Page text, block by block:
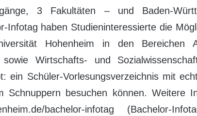
3 Fakultäten – und Baden-
Infotag haben Studieninteressierte die
Hohenheim in den Bereichen
sowie Wirtschafts- und
ein Schüler-Vorlesungsverzeichnis mit
Schnuppern besuchen können. Weitere
bachelor-infotag (Bachelor-